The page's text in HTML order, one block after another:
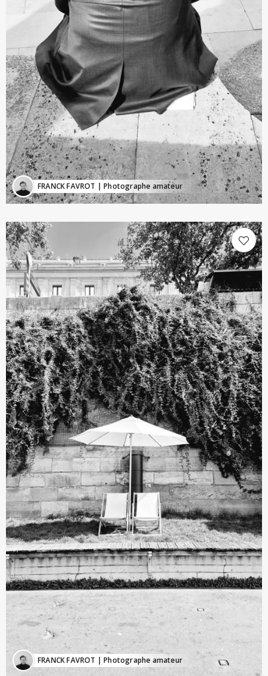
FRANCK FAVROT | Photographe amateur
FRANCK FAVROT | Photographe amateur